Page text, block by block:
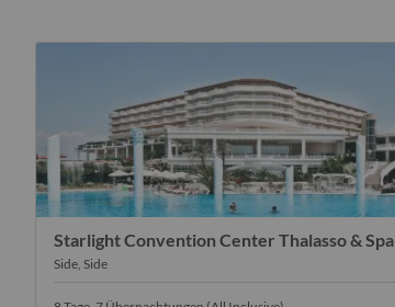
Starlight Convention Center Thalasso & Spa
Side, Side